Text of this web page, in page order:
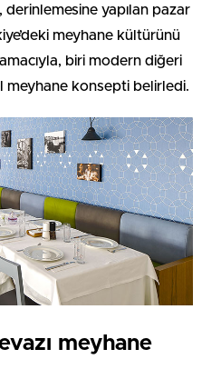
yapılan pazar
meyhane kültürünü
biri modern diğeri
meyhane konsepti belirledi.
meyhane